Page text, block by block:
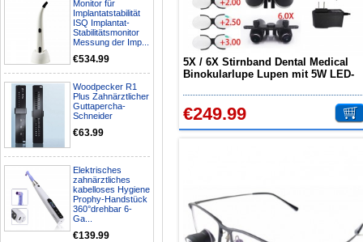
Monitor für
Implantatstabilität
ISQ Implantat-
Stabilitätsmonitor
Messung der Imp...
€534.99
Woodpecker R1
Plus Zahnärztlicher
Guttapercha-
Schneider
€63.99
Elektrisches
zahnärztliches
kabelloses Hygiene
Prophy-Handstück
360°drehbar 6-
Ga...
€139.99
Nationalfeiertagsangebot
Aufbereitung rotierender
Instrumente
Welche Zahnbleaching-
Methoden gibt es?
Was ist bei der Aufbereitung von
Hand- und Winkelstücken zu
beachten?
Wie können erhöhte
Koloniezahlen im Wasser
dauerhaft reduziert werden?
5X / 6X Stirnband Dental Medical
Binokularlupe Lupen mit 5W LED-
€249.99